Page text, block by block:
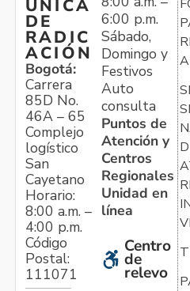
ÚNICA
DE
RADIC
ACIÓN
Bogotá:
Carrera
85D No.
46A – 65
Complejo
logístico
San
Cayetano
Horario:
8:00 a.m. –
4:00 p.m.
Código
Postal:
111071
6:00 p.m.
Sábado,
Domingo y
Festivos
Auto
consulta
Puntos de
Atención y
Centros
Regionales
Unidad en
línea
Centro
de
relevo